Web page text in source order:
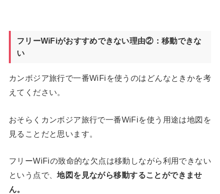
フリーWiFiがおすすめできない理由②：移動できな
い
カンボジア旅行で一番WiFiを使うのはどんなときかを考
えてください。
おそらくカンボジア旅行で一番WiFiを使う用途は地図を
見ることだと思います。
フリーWiFiの致命的な欠点は移動しながら利用できない
という点で、地図を見ながら移動することができませ
ん。